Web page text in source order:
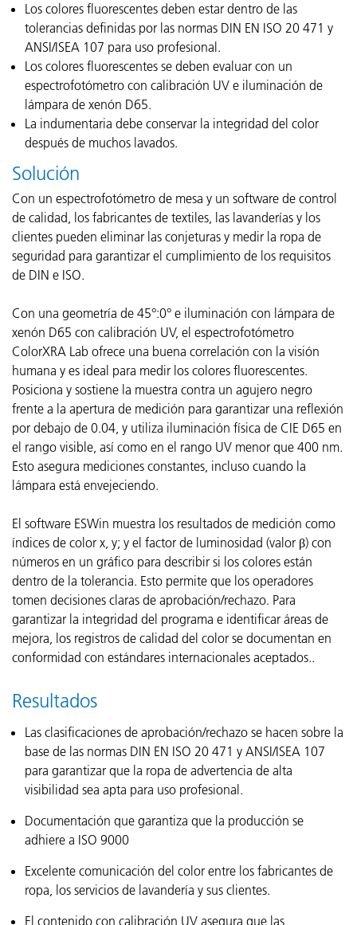
Los colores fluorescentes deben estar dentro de las
tolerancias definidas por las normas DIN EN ISO 20 471 y
ANSI/ISEA 107 para uso profesional.
Los colores fluorescentes se deben evaluar con un
espectrofotómetro con calibración UV e iluminación de
lámpara de xenón D65.
La indumentaria debe conservar la integridad del color
después de muchos lavados.
Solución
Con un espectrofotómetro de mesa y un software de control
de calidad, los fabricantes de textiles, las lavanderías y los
clientes pueden eliminar las conjeturas y medir la ropa de
seguridad para garantizar el cumplimiento de los requisitos
de DIN e ISO.
Con una geometría de 45°:0° e iluminación con lámpara de
xenón D65 con calibración UV, el espectrofotómetro
ColorXRA Lab ofrece una buena correlación con la visión
humana y es ideal para medir los colores fluorescentes.
Posiciona y sostiene la muestra contra un agujero negro
frente a la apertura de medición para garantizar una reflexión
por debajo de 0.04, y utiliza iluminación física de CIE D65 en
el rango visible, así como en el rango UV menor que 400 nm.
Esto asegura mediciones constantes, incluso cuando la
lámpara está envejeciendo.
El software ESWin muestra los resultados de medición como
índices de color x, y; y el factor de luminosidad (valor β) con
números en un gráfico para describir si los colores están
dentro de la tolerancia. Esto permite que los operadores
tomen decisiones claras de aprobación/rechazo. Para
garantizar la integridad del programa e identificar áreas de
mejora, los registros de calidad del color se documentan en
conformidad con estándares internacionales aceptados..
Resultados
Las clasificaciones de aprobación/rechazo se hacen sobre la
base de las normas DIN EN ISO 20 471 y ANSI/ISEA 107
para garantizar que la ropa de advertencia de alta
visibilidad sea apta para uso profesional.
Documentación que garantiza que la producción se
adhiere a ISO 9000
Excelente comunicación del color entre los fabricantes de
ropa, los servicios de lavandería y sus clientes.
El contenido con calibración UV asegura que las